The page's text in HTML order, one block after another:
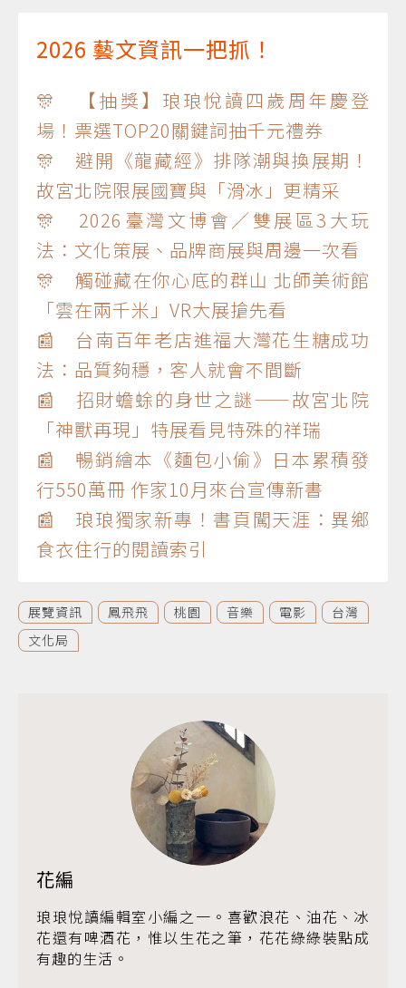
2026 藝文資訊一把抓！
🎊 【抽獎】琅琅悅讀四歲周年慶登
場！票選TOP20關鍵詞抽千元禮券
🎊 避開《龍藏經》排隊潮與換展期！
故宮北院限展國寶與「滑冰」更精采
🎊 2026臺灣文博會／雙展區3大玩
法：文化策展、品牌商展與周邊一次看
🎊 觸碰藏在你心底的群山 北師美術館
「雲在兩千米」VR大展搶先看
📰 台南百年老店進福大灣花生糖成功
法：品質夠穩，客人就會不間斷
📰 招財蟾蜍的身世之謎——故宮北院
「神獸再現」特展看見特殊的祥瑞
📰 暢銷繪本《麵包小偷》日本累積發
行550萬冊 作家10月來台宣傳新書
📰 琅琅獨家新專！書頁闖天涯：異鄉
食衣住行的閱讀索引
展覽資訊 鳳飛飛 桃園 音樂 電影
台灣
文化局
花編
琅琅悅讀編輯室小編之一。喜歡浪花、油花、冰
花還有啤酒花，惟以生花之筆，花花綠綠裝點成
有趣的生活。